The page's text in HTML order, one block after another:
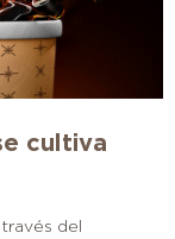
cultiva
del